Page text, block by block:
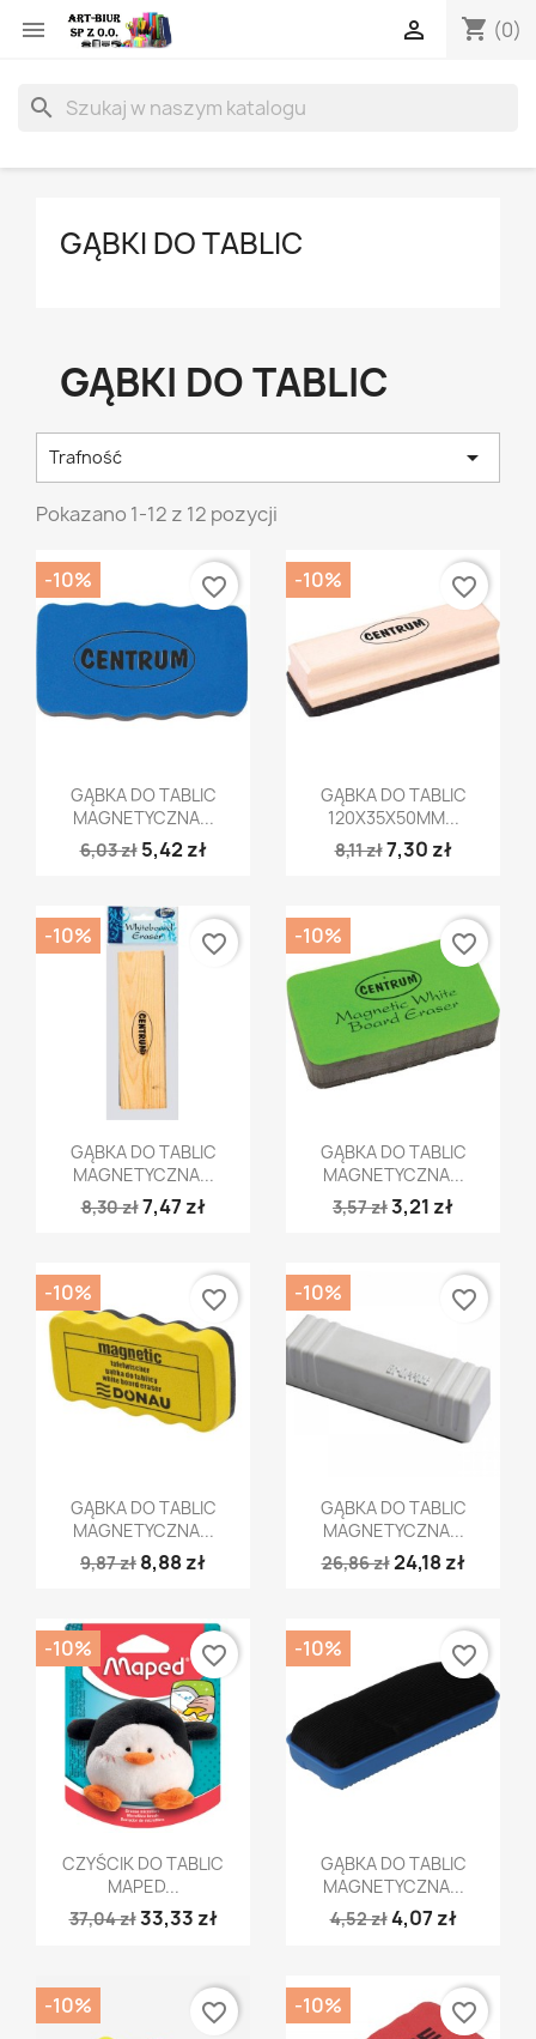
 shopping_cart (0)

search
GĄBKI DO TABLIC
GĄBKI DO TABLIC
Trafność 
Pokazano 1-12 z 12 pozycji
Szybki podgląd
GĄBKA DO TABLIC
MAGNETYCZNA...
6,03 zł 5,42 zł
-10% favorite_border
Szybki podgląd
GĄBKA DO TABLIC
120X35X50MM...
8,11 zł7,30 zł
-10% favorite_border
Szybki podgląd
GĄBKA DO TABLIC
MAGNETYCZNA...
8,30 zł7,47 zł
-10% favorite_border
Szybki podgląd
GĄBKA DO TABLIC
MAGNETYCZNA...
3,57 zł3,21 zł
-10% favorite_border
Szybki podgląd
GĄBKA DO TABLIC
MAGNETYCZNA...
9,87 zł 8,88 zł
-10% favorite_border
Szybki podgląd
GĄBKA DO TABLIC
MAGNETYCZNA...
26,86 zł24,18 zł
-10% favorite_border
Szybki podgląd
CZYŚCIK DO TABLIC
MAPED...
37,04 zł33,33 zł
-10% favorite_border
Szybki podgląd
GĄBKA DO TABLIC
MAGNETYCZNA...
4,52 zł4,07 zł
-10% favorite_border
-10% favorite_border -10% favorite_border